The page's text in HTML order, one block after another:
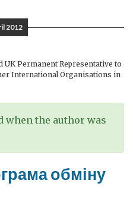
2012
UK Permanent Representative to
International Organisations in
when the author was
обміну